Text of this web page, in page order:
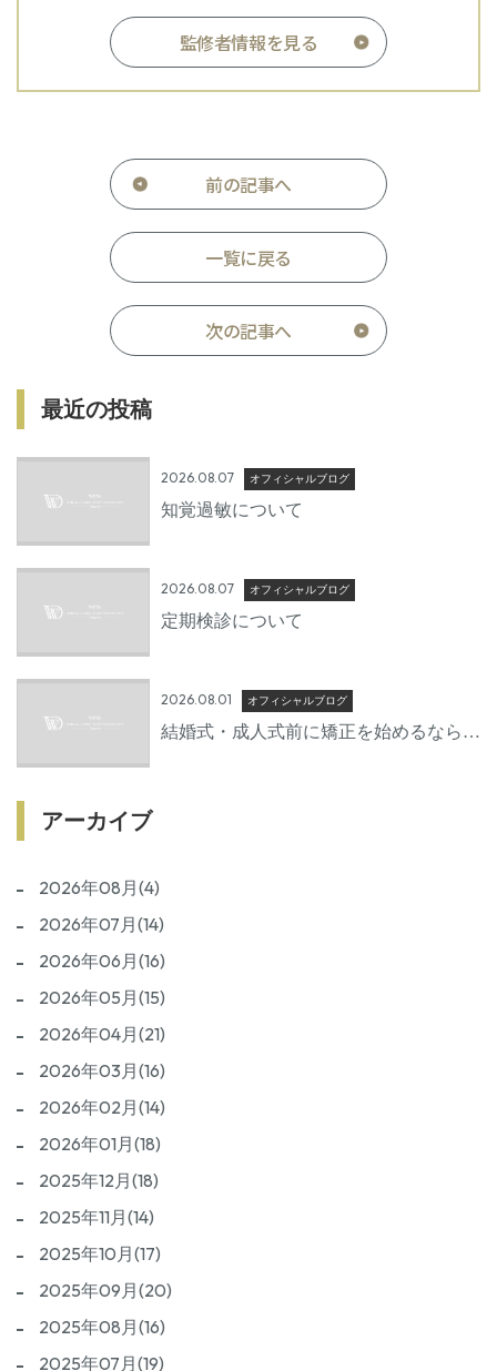
監修者情報を見る
前の記事へ
一覧に戻る
次の記事へ
最近の投稿
2026.08.07 オフィシャルブログ
知覚過敏について
2026.08.07 オフィシャルブログ
定期検診について
2026.08.01 オフィシャルブログ
結婚式・成人式前に矯正を始めるならい
アーカイブ
2026年08月(4)
2026年07月(14)
2026年06月(16)
2026年05月(15)
2026年04月(21)
2026年03月(16)
2026年02月(14)
2026年01月(18)
2025年12月(18)
2025年11月(14)
2025年10月(17)
2025年09月(20)
2025年08月(16)
2025年07月(19)